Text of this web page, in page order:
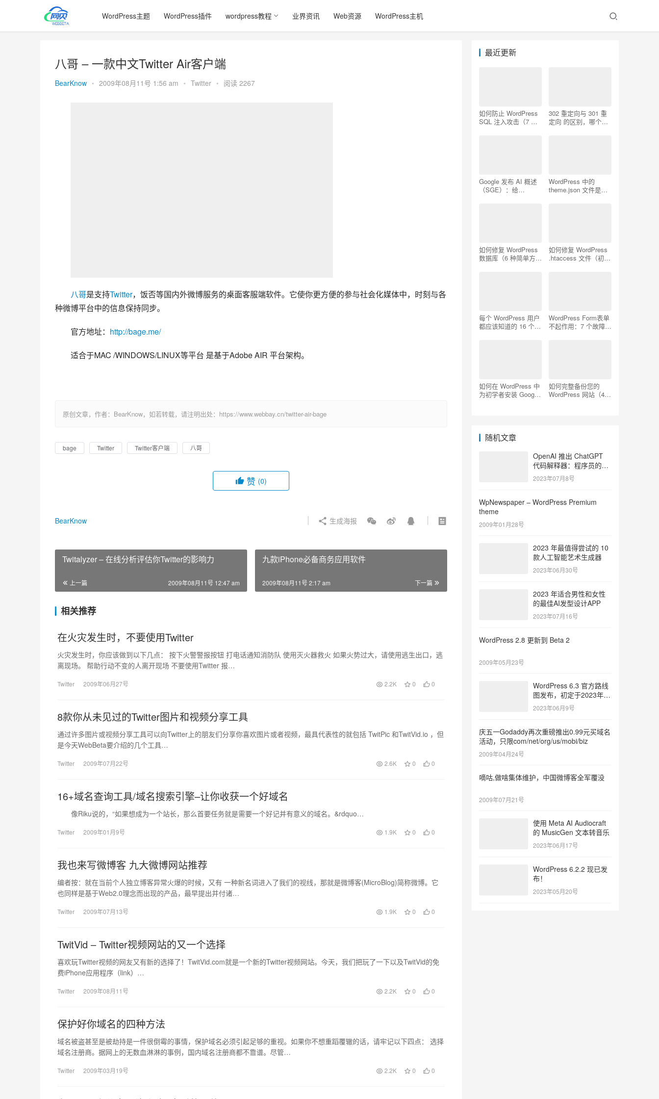
WordPress主题 WordPress插件 wordpress教程 业界资讯 Web资源 WordPress主机
八哥 – 一款中文Twitter Air客户端
BearKnow • 2009年08月11号 1:56 am • Twitter • 阅读 2267
八哥是支持Twitter，饭否等国内外微博服务的桌面客服端软件。它使你更方便的参与社会化媒体中，时刻与各
种微博平台中的信息保持同步。
官方地址： http://bage.me/
适合于MAC /WINDOWS/LINUX等平台 是基于Adobe AIR 平台架构。
原创文章，作者：BearKnow，如若转载，请注明出处：https://www.webbay.cn/twitter-air-bage
bage Twitter Twitter客户端 八哥
赞 (0)
BearKnow 生成海报
Twitalyzer – 在线分析评估你Twitter的影响力
上一篇 2009年08月11号 12:47 am
九款iPhone必备商务应用软件
下一篇
2009年08月11号 2:17 am
相关推荐
在火灾发生时，不要使用Twitter
火灾发生时，你应该做到以下几点： 按下火警警报按钮 打电话通知消防队 使用灭火器救火 如果火势过大，请使用逃生出口，逃
离现场。 帮助行动不变的人离开现场 不要使用Twitter 报…
Twitter 2009年06月27号 2.2K 0 0
8款你从未见过的Twitter图片和视频分享工具
通过许多图片或视频分享工具可以向Twitter上的朋友们分享你喜欢图片或者视频，最具代表性的就包括 TwitPic 和TwitVid.io ，但
是今天WebBeta要介绍的几个工具…
Twitter 2009年07月22号 2.6K 0 0
16+域名查询工具/域名搜索引擎–让你收获一个好域名
像Riku说的，“如果想成为一个站长，那么首要任务就是需要一个好记并有意义的域名。&rdquo…
Twitter 2009年01月9号 1.9K 0 0
我也来写微博客 九大微博网站推荐
编者按：就在当前个人独立博客异常火爆的时候，又有 一种新名词进入了我们的视线，那就是微博客(MicroBlog)简称微博。它
也同样是基于Web2.0理念而出现的产品，最早提出并付诸…
Twitter 2009年07月13号 1.9K 0 0
TwitVid – Twitter视频网站的又一个选择
喜欢玩Twitter视频的网友又有新的选择了！TwitVid.com就是一个新的Twitter视频网站。今天，我们把玩了一下以及TwitVid的免
费iPhone应用程序（link）…
Twitter 2009年08月11号 2.2K 0 0
保护好你域名的四种方法
域名被盗甚至是被劫持是一件很倒霉的事情，保护域名必须引起足够的重视。如果你不想重蹈覆辙的话，请牢记以下四点： 选择
域名注册商。据网上的无数血淋淋的事例，国内域名注册商都不靠谱。尽管…
Twitter 2009年03月19号 2.2K 0 0
最近更新
如何防止 WordPress
SQL 注入攻击（7 个
302 重定向与 301 重
定向 的区别，哪个更
Google 发布 AI 概述
（SGE）：给
WordPress 中的
theme.json 文件是什
如何修复 WordPress
数据库（6 种简单方
如何修复 WordPress
.htaccess 文件（初学
每个 WordPress 用户
都应该知道的 16 个
WordPress Form表单
不起作用：7 个故障排
如何在 WordPress 中
为初学者安装 Google
如何完整备份您的
WordPress 网站（4
随机文章
OpenAI 推出 ChatGPT
代码解释器：程序员的游
戏规则改变者
2023年07月8号
WpNewspaper – WordPress Premium
theme
2009年01月28号
2023 年最值得尝试的 10
款人工智能艺术生成器
2023年06月30号
2023 年适合男性和女性
的最佳AI发型设计APP
2023年07月16号
WordPress 2.8 更新到 Beta 2
2009年05月23号
WordPress 6.3 官方路线
图发布，初定于2023年8
月8日发布
2023年06月9号
庆五一Godaddy再次重磅推出0.99元买域名
活动，只限com/net/org/us/mobi/biz
2009年04月24号
嘀咕,做啥集体维护，中国微博客全军覆没
2009年07月21号
使用 Meta AI Audiocraft
的 MusicGen 文本转音乐
2023年06月17号
WordPress 6.2.2 现已发
布！
2023年05月20号